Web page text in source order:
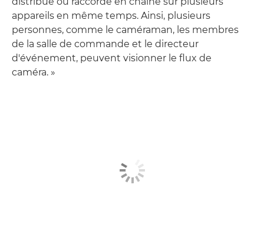
appareils en même temps. Ainsi, plusieurs
personnes, comme le caméraman, les membres
de la salle de commande et le directeur
d'événement, peuvent visionner le flux de
caméra. »